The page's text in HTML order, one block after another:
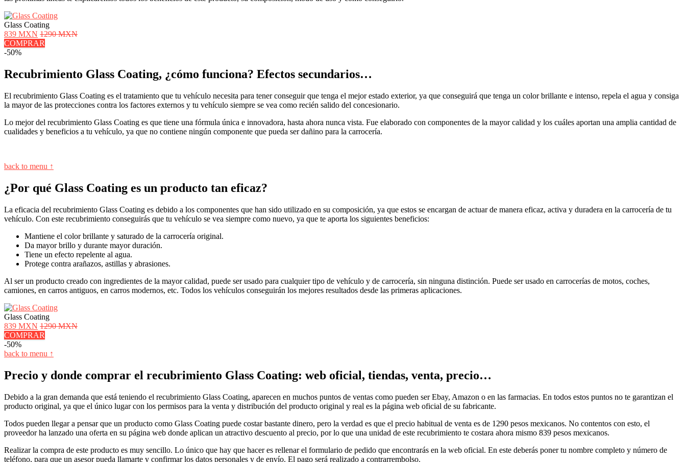
Glass Coating
839 MXN 1290 MXN
COMPRAR
-50%
Recubrimiento Glass Coating, ¿cómo funciona? Efectos secundarios…
El recubrimiento Glass Coating es el tratamiento que tu vehículo necesita para tener conseguir que tenga el mejor estado exterior, ya que conseguirá que tenga un color brillante e intenso, repela el agua y consiga
la mayor de las protecciones contra los factores externos y tu vehículo siempre se vea como recién salido del concesionario.
Lo mejor del recubrimiento Glass Coating es que tiene una fórmula única e innovadora, hasta ahora nunca vista. Fue elaborado con componentes de la mayor calidad y los cuáles aportan una amplia cantidad de
cualidades y beneficios a tu vehículo, ya que no contiene ningún componente que pueda ser dañino para la carrocería.
back to menu ↑
¿Por qué Glass Coating es un producto tan eficaz?
La eficacia del recubrimiento Glass Coating es debido a los componentes que han sido utilizado en su composición, ya que estos se encargan de actuar de manera eficaz, activa y duradera en la carrocería de tu
vehículo. Con este recubrimiento conseguirás que tu vehículo se vea siempre como nuevo, ya que te aporta los siguientes beneficios:
Mantiene el color brillante y saturado de la carrocería original.
Da mayor brillo y durante mayor duración.
Tiene un efecto repelente al agua.
Protege contra arañazos, astillas y abrasiones.
Al ser un producto creado con ingredientes de la mayor calidad, puede ser usado para cualquier tipo de vehículo y de carrocería, sin ninguna distinción. Puede ser usado en carrocerías de motos, coches,
camiones, en carros antiguos, en carros modernos, etc. Todos los vehículos conseguirán los mejores resultados desde las primeras aplicaciones.
Glass Coating
839 MXN 1290 MXN
COMPRAR
-50%
back to menu ↑
Precio y donde comprar el recubrimiento Glass Coating: web oficial, tiendas, venta, precio…
Debido a la gran demanda que está teniendo el recubrimiento Glass Coating, aparecen en muchos puntos de ventas como pueden ser Ebay, Amazon o en las farmacias. En todos estos puntos no te garantizan el
producto original, ya que el único lugar con los permisos para la venta y distribución del producto original y real es la página web oficial de su fabricante.
Todos pueden llegar a pensar que un producto como Glass Coating puede costar bastante dinero, pero la verdad es que el precio habitual de venta es de 1290 pesos mexicanos. No contentos con esto, el
proveedor ha lanzado una oferta en su página web donde aplican un atractivo descuento al precio, por lo que una unidad de este recubrimiento te costara ahora mismo 839 pesos mexicanos.
Realizar la compra de este producto es muy sencillo. Lo único que hay que hacer es rellenar el formulario de pedido que encontrarás en la web oficial. En este deberás poner tu nombre completo y número de
teléfono, para que un asesor pueda llamarte y confirmar los datos personales y de envío. El pago será realizado a contrarrembolso.